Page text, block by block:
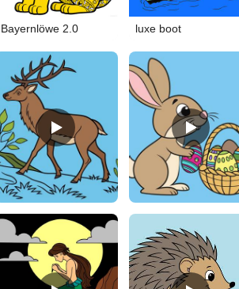
Bayernlöwe 2.0 luxe boot
hert pääsiäispupu